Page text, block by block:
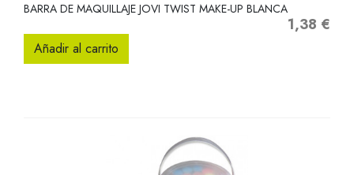
BARRA DE MAQUILLAJE JOVI TWIST MAKE-UP BLANCA
Precio
1,38 €
Añadir al carrito